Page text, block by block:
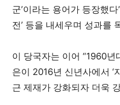
군’이라는 용어가 등장했다
전’ 등을 내세우며 성과를
이 당국자는 이어 “1960년
은이 2016년 신년사에서 ‘
근 제재가 강화되자 더욱